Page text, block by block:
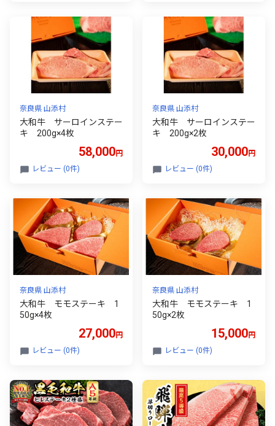
奈良県 山添村
大和牛 サーロインステー
キ 200g×4枚
58,000円
レビュー (0件)
奈良県 山添村
大和牛 サーロインステー
キ 200g×2枚
30,000円
レビュー (0件)
奈良県 山添村
大和牛 モモステーキ 1
50g×4枚
27,000円
レビュー (0件)
奈良県 山添村
大和牛 モモステーキ 1
50g×2枚
15,000円
レビュー (0件)